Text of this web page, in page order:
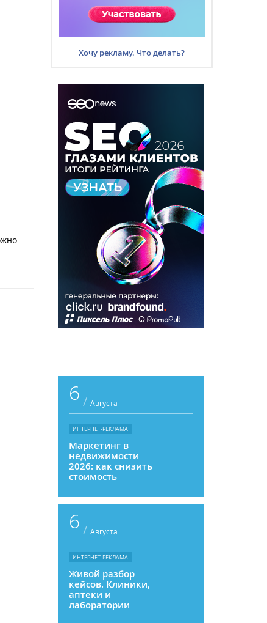
Хочу рекламу. Что делать?
6 / Августа
ИНТЕРНЕТ-РЕКЛАМА
Маркетинг в
недвижимости
2026: как снизить
стоимость
увеличить
продажи
6 / Августа
ИНТЕРНЕТ-РЕКЛАМА
Живой разбор
кейсов. Клиники,
аптеки и
лаборатории